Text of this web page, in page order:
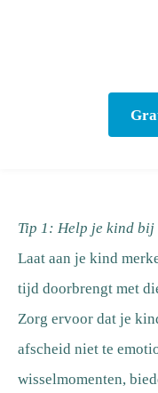
Tip 1: Help je kind bij
Laat aan je kind
tijd doorbrengt met
Zorg ervoor dat je
afscheid niet te
wisselmomenten,